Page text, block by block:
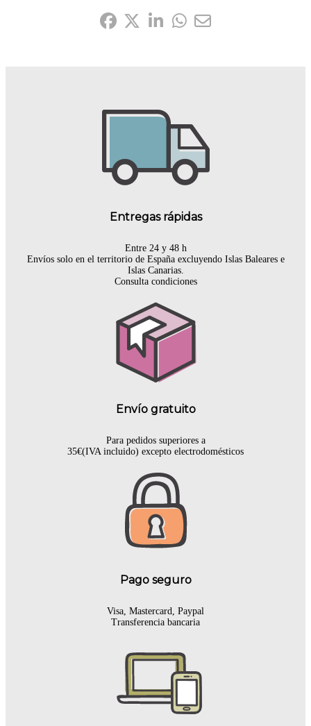
Entregas rápidas
Entre 24 y 48 h
Envíos solo en el territorio de España excluyendo Islas Baleares e
Islas Canarias.
Consulta condiciones
Envío gratuito
Para pedidos superiores a
35€(IVA incluido) excepto electrodomésticos
Pago seguro
Visa, Mastercard, Paypal
Transferencia bancaria